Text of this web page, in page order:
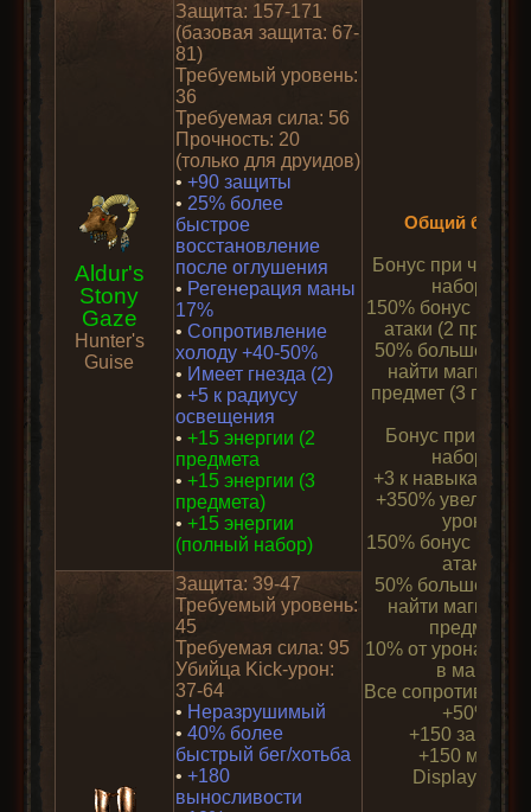
Общий бонус:
Бонус при
наборе:
150% бонус к
атаки (2
50% больше
найти
предмет (3
Бонус при
наборе:
+3 к навыкам
+350%
урон
150% бонус к
атаки
50% больше
найти
предмет
10% от урона
в ману
Все
+50%
+150 защиты
+150 маны
Display Aura
Aldur's
Stony
Gaze
Hunter's
Guise
Защита: 157-171
(базовая защита: 67-
81)
Требуемый уровень:
36
Требуемая сила: 56
Прочность: 20
(только для друидов)
• +90 защиты
• 25% более
быстрое
восстановление
после оглушения
• Регенерация маны
17%
• Сопротивление
холоду +40-50%
• Имеет гнезда (2)
• +5 к радиусу
освещения
• +15 энергии (2
предмета
• +15 энергии (3
предмета)
• +15 энергии
(полный набор)
Защита: 39-47
Требуемый уровень:
45
Требуемая сила: 95
Убийца Kick-урон:
37-64
• Неразрушимый
• 40% более
быстрый бег/хотьба
• +180
выносливости